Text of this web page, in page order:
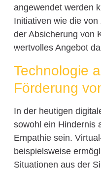
angewendet werden
Initiativen wie die von
der Absicherung von
wertvolles Angebot
Technologie
Förderung
In der heutigen
sowohl ein Hindernis
Empathie sein.
beispielsweise
Situationen aus der